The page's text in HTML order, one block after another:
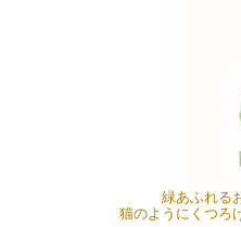
緑あふれる
猫のようにくつろ